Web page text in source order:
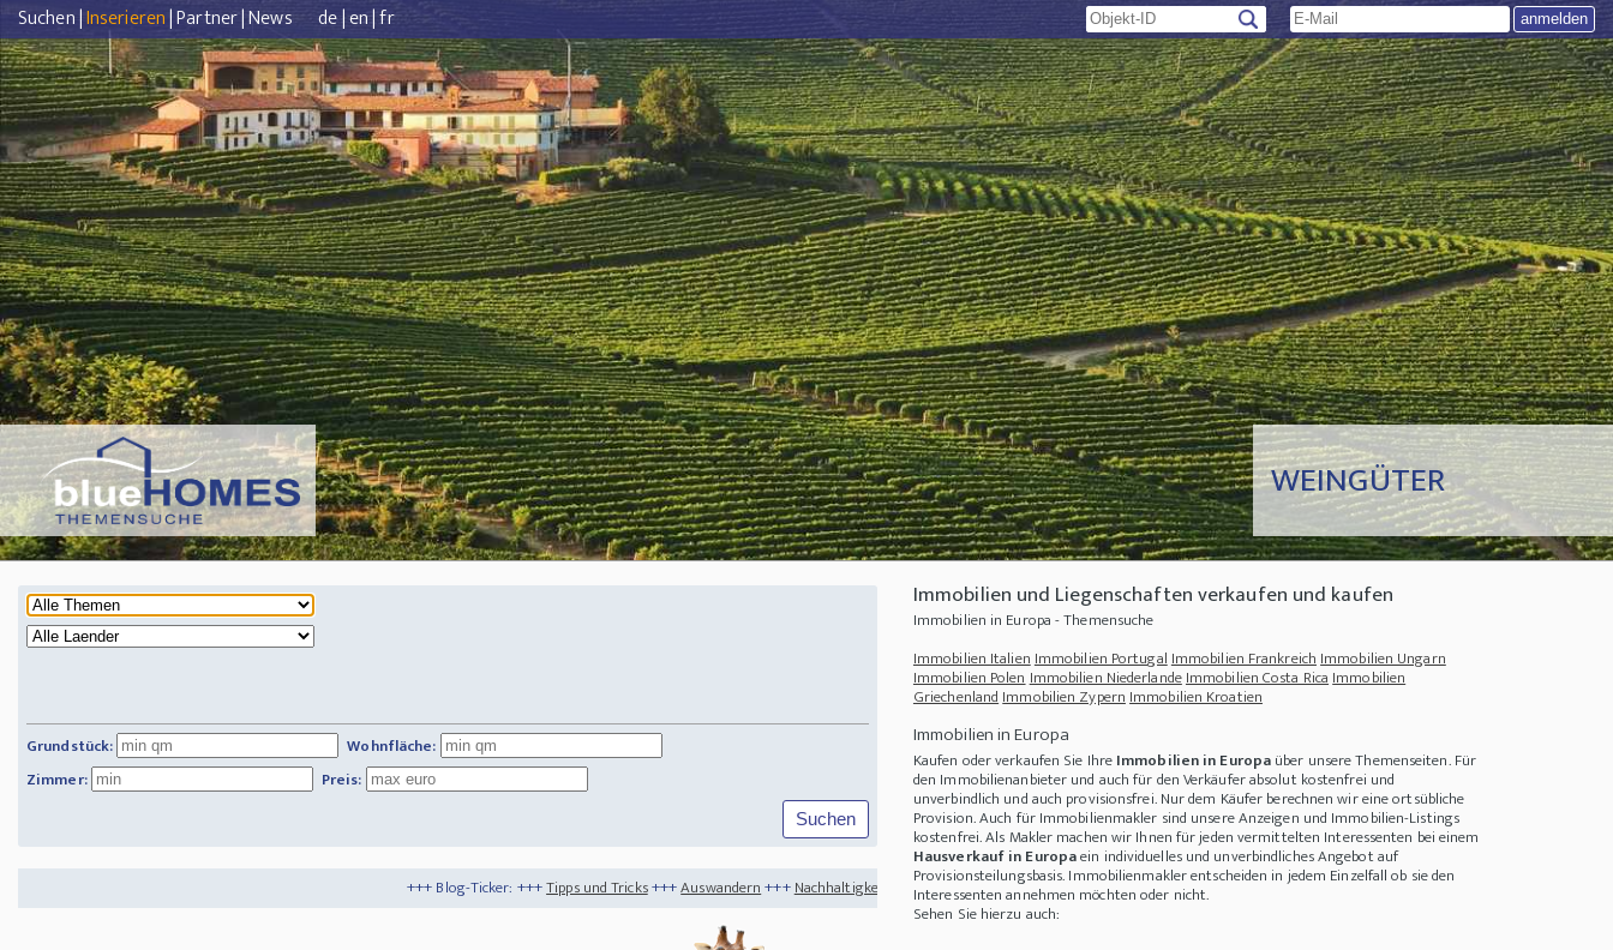
Suchen|Inserieren|Partner|News de|en|fr
WEINGÜTER
Grundstück:
Wohnfläche:
Zimmer:
Preis:
+++ Blog-Ticker: +++Tipps und Tricks+++Auswandern+++Nachhaltigkeit+++Einkochen aus dem Garten - schon Oma wusste, wie man nachhaltig leben kann+++In welchen Städten lohnt sich der
Immobilien und Liegenschaften verkaufen und kaufen
Immobilien in Europa - Themensuche
Immobilien ItalienImmobilien PortugalImmobilien FrankreichImmobilien Ungarn
Immobilien PolenImmobilien NiederlandeImmobilien Costa RicaImmobilien
GriechenlandImmobilien ZypernImmobilien Kroatien
Immobilien in Europa
Kaufen oder verkaufen Sie IhreImmobilien in Europaüber unsere Themenseiten. Für
den Immobilienanbieter und auch für den Verkäufer absolut kostenfrei und
unverbindlich und auch provisionsfrei. Nur dem Käufer berechnen wir eine ortsübliche
Provision. Auch für Immobilienmakler sind unsere Anzeigen und Immobilien-Listings
kostenfrei. Als Makler machen wir Ihnen für jeden vermittelten Interessenten bei einem
Hausverkauf in Europaein individuelles und unverbindliches Angebot auf
Provisionsteilungsbasis. Immobilienmakler entscheiden in jedem Einzelfall ob sie den
Interessenten annehmen möchten oder nicht.
Sehen Sie hierzu auch: